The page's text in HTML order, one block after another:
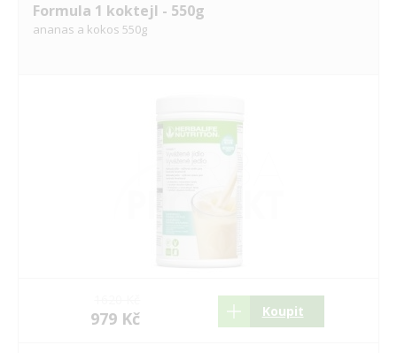
Formula 1 koktejl - 550g
ananas a kokos 550g
979 Kč Koupit